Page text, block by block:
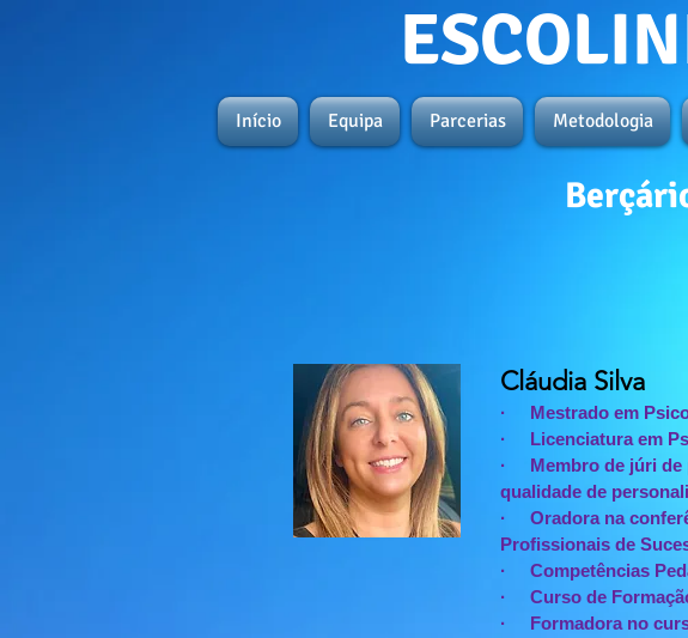
Início Equipa Parcerias Metodologia
Cláudia Silva
· Mestrado em
· Licenciatura em
· Membro de júri de
qualidade de
· Oradora na
Profissionais de
· Competências
· Curso de
· Formadora no